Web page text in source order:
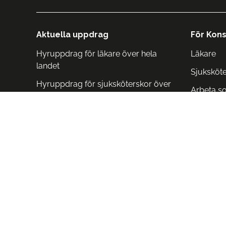
Aktuella uppdrag
Hyruppdrag för läkare över hela
landet
Hyruppdrag för sjuksköterskor över
För
Läkare
Arbeta